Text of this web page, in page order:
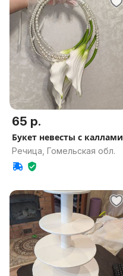
65 р.
Букет невесты с каллами
Речица, Гомельская обл.